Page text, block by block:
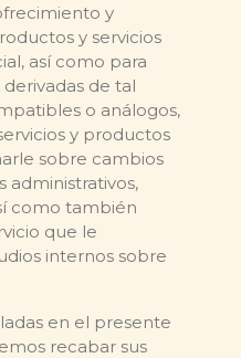
y
y servicios
así como para
de tal
o análogos,
y productos
sobre cambios
administrativos,
como también
que le
internos sobre
en el presente
recabar sus